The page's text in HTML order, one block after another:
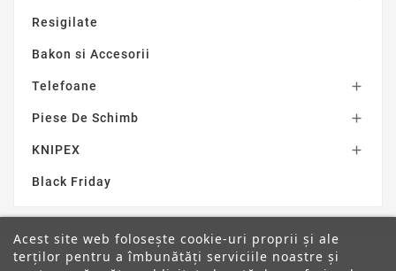
Resigilate
Bakon si Accesorii
Telefoane 
Piese De Schimb 
KNIPEX 
Black Friday
Acest site web folosește cookie-uri proprii și ale
terților pentru a îmbunătăți serviciile noastre și